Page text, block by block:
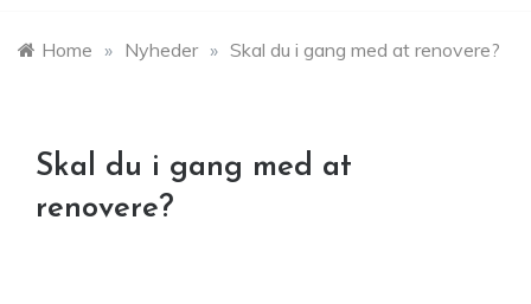
Home » Nyheder » Skal du i gang med at renovere?
Skal du i gang med at
renovere?